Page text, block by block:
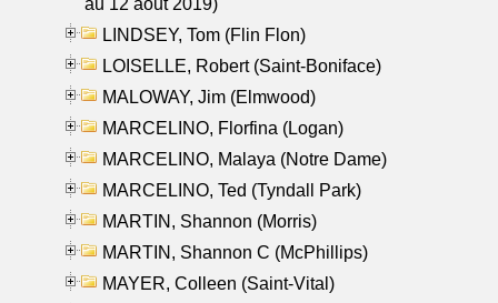
LINDSEY, Tom (Flin Flon)
LOISELLE, Robert (Saint-Boniface)
MALOWAY, Jim (Elmwood)
MARCELINO, Florfina (Logan)
MARCELINO, Malaya (Notre Dame)
MARCELINO, Ted (Tyndall Park)
MARTIN, Shannon (Morris)
MARTIN, Shannon C (McPhillips)
MAYER, Colleen (Saint-Vital)